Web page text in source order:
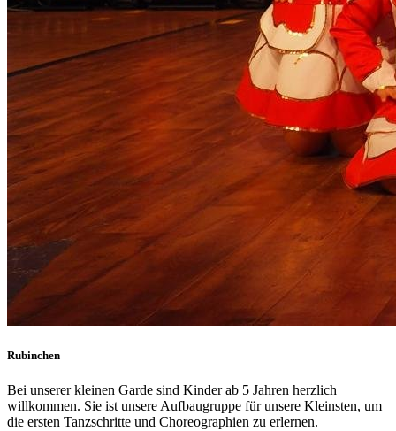
Rubinchen
Bei unserer kleinen Garde sind Kinder ab 5 Jahren herzlich
willkommen. Sie ist unsere Aufbaugruppe für unsere Kleinsten, um
die ersten Tanzschritte und Choreographien zu erlernen.